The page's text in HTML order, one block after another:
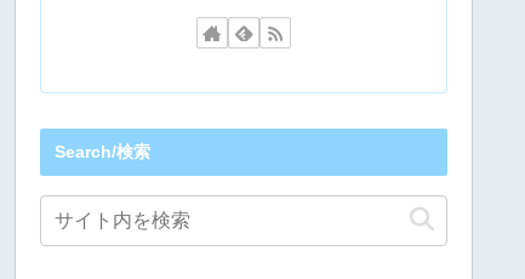
Search/検索